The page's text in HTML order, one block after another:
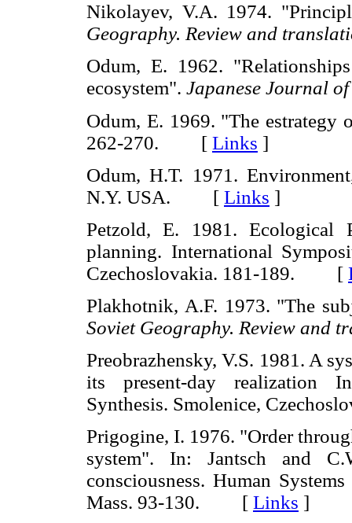
Nikolayev, V.A. 1974.
Geography. Review and
Odum, E. 1962.
ecosystem". Japanese Journal
Odum, E. 1969. "The estrategy
262-270. [ Links ]
Odum, H.T. 1971.
N.Y. USA. [ Links ]
Petzold, E. 1981.
planning. International
Czechoslovakia. 181-189. [
Plakhotnik, A.F. 1973. "The
Soviet Geography. Review and
Preobrazhensky, V.S. 1981. A
its present-day realization
Synthesis. Smolenice,
Prigogine, I. 1976. "Order
system". In: Jantsch and
consciousness. Human
Mass. 93-130. [ Links ]